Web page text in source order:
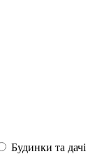
Будинки та дачі